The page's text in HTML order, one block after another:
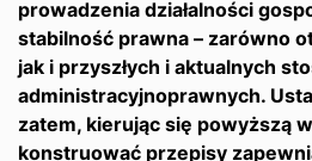
prowadzenia działalności
stabilność prawna – zarówno
jak i przyszłych i aktualnych
administracyjnoprawnych.
zatem, kierując się powyższą
konstruować przepisy